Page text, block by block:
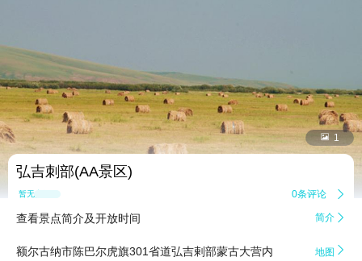
 1
弘吉刺部(AA景区)
暂无点评 0条评论 
查看景点简介及开放时间 简介 
额尔古纳市陈巴尔虎旗301省道弘吉剌部蒙古大营内 地图 